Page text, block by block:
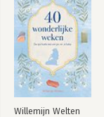
Willemijn Welten